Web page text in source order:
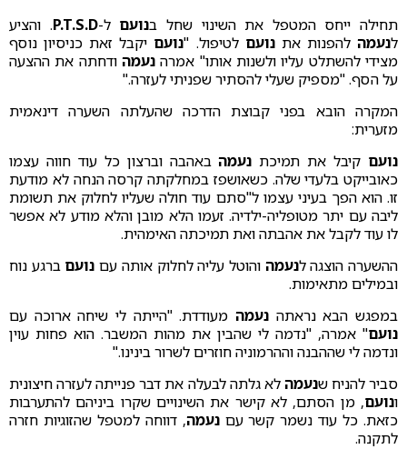
תחילה ייחס המטפל את השינוי שחל בנועם ל-P.T.S.D. והציע
לנעמהלהפנות אתנועם לטיפול. "נועם יקבל זאת כניסיון נוסף
מצידי להשתלט עליו ולשנות אותו" אמרה נעמה ודחתה את ההצעה
על הסף. "מספיק שעלי להסתיר שפניתי לעזרה."
המקרה הובא בפני קבוצת הדרכה שהעלתה השערה דינאמית
מזערית:
נועם קיבל את תמיכת נעמהבאהבה וברצון כל עוד חווה עצמו
כאובייקט בלעדי שלה. כשאושפז במחלקתה קרסה הנחה לא מודעת
זו. הוא הפך בעיני עצמו ל"סתם עוד חולה שעליו לחלוק את תשומת
ליבה עם יתר מטופליה-ילדיה. זעמו הלא מובן והלא מודע לא אפשר
לו עוד לקבל את אהבתה ואת תמיכתה האימהית.
ההשערה הוצגה לנעמה והוטל עליה לחלוק אותה עםנועם ברגע נוח
ובמילים מתאימות.
במפגש הבא נראתה נעמה מעודדת. "הייתה לי שיחה ארוכה עם
נועם" אמרה, "נדמה לי שהבין את מהות המשבר. הוא פחות עוין
ונדמה לי שההבנה וההרמוניה חוזרים לשרור בינינו."
סביר להניח שנעמהלא גלתה לבעלה את דבר פנייתה לעזרה חיצונית
ונועם, מן הסתם, לא קישר את השינויים שקרו ביניהם להתערבות
כזאת. כל עוד נשמר קשר עםנעמה, דווחה למטפל שהזוגיות חזרה
לתקנה.